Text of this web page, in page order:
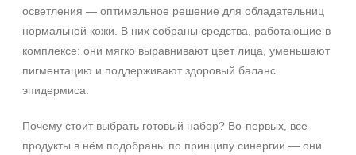
Любой возраст
Любой возраст (от 18 лет)
После 20
Действие
осветления — оптимальное решение для обладательниц
нормальной кожи. В них собраны средства, работающие в
комплексе: они мягко выравнивают цвет лица, уменьшают
пигментацию и поддерживают здоровый баланс
эпидермиса.
Почему стоит выбрать готовый набор? Во‑первых, все
продукты в нём подобраны по принципу синергии — они